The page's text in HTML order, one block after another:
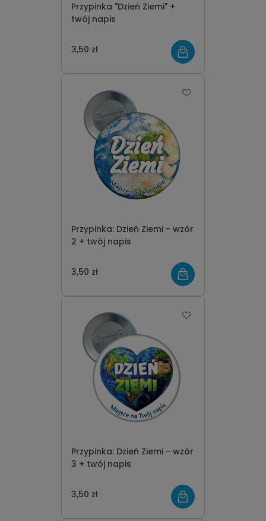
Przypinka "Dzień Ziemi" +
twój napis
3,50 zł
Przypinka: Dzień Ziemi - wzór
2 + twój napis
3,50 zł
Przypinka: Dzień Ziemi - wzór
3 + twój napis
3,50 zł